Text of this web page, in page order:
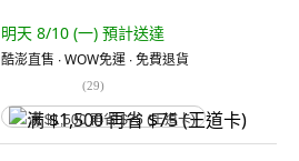
明天 8/10 (一) 預計送達
酷澎直售 ∙ WOW免運 ∙ 免費退貨
(29)
满 $1,500 再省 $75 (王道卡)